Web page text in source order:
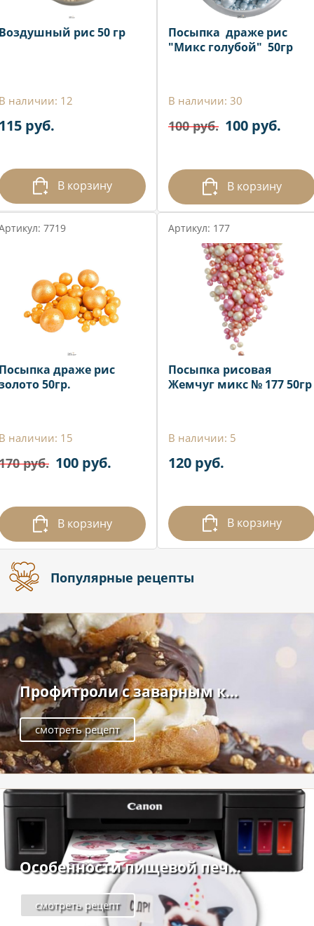
рис 50 гр
наличии: 12
руб.
В корзину
Посыпка драже рис
"Микс голубой" 50гр
В наличии: 30
100 руб. 100 руб.
В корзину
7719
драже рис
50гр.
наличии: 15
руб. 100 руб.
В корзину
Артикул: 177
Посыпка рисовая
Жемчуг микс № 177 50гр
В наличии: 5
120 руб.
В корзину
Популярные рецепты
Профитроли с заварным к...
смотреть рецепт
Особенности пищевой печ...
смотреть рецепт